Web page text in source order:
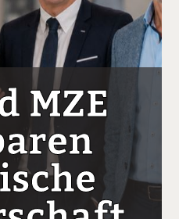
MZE